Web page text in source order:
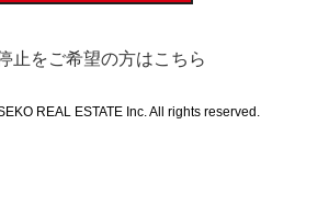
止をご希望の方はこちら
REAL ESTATE Inc. All rights reserved.